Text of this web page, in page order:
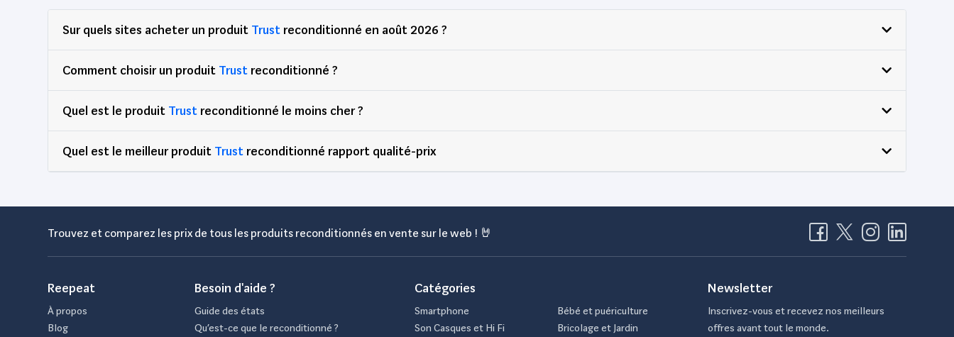
LEGO FRIENDS 56
Lenovo 1,206
LG 190
Logitech 176
Motorola
Moulinex
Sur quels sites acheter un produit Trust reconditionné en août 2026 ?
Comment choisir un produit Trust reconditionné ?
Quel est le produit Trust reconditionné le moins cher ?
Quel est le meilleur produit Trust reconditionné rapport qualité-prix
Trouvez et comparez les prix de tous les produits reconditionnés en vente sur le web ! 🤘
Reepeat
À propos
Blog
Besoin d'aide ?
Guide des états
Qu’est-ce que le reconditionné ?
Catégories
Smartphone
Son Casques et Hi Fi
Bébé et puériculture
Bricolage et Jardin
Newsletter
Inscrivez-vous et recevez nos meilleurs
offres avant tout le monde.